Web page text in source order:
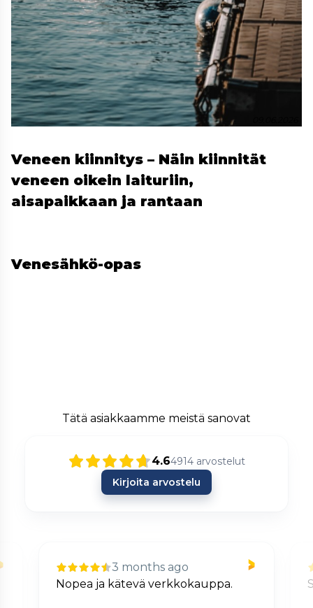
Veneen kiinnitys – Näin kiinnität
veneen oikein laituriin,
aisapaikkaan ja rantaan
Venesähkö-opas
Tätä asiakkaamme meistä sanovat
4.64914 arvostelut
Kirjoita arvostelu
3 months ago
Nopea ja kätevä verkkokauppa.